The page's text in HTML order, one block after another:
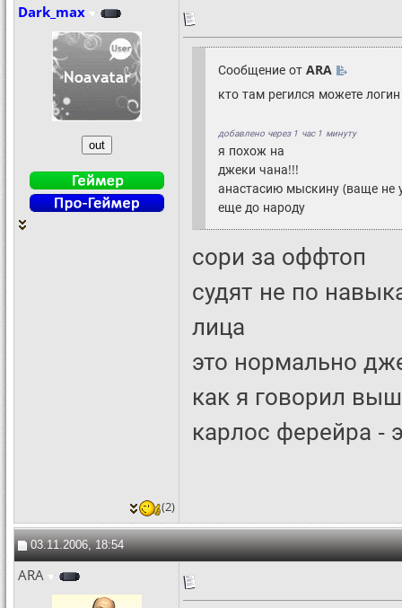
Dark_max
Сообщение от ARA
кто там регился можете
добавлено через 1 час 1 минуту
я похож на
джеки чана!!!
анастасию мыскину (ваще не
еще до народу
сори за оффтоп
судят не по
лица
это нормально
как я говорил
карлос ферейра -
(2)
03.11.2006, 18:54
ARA